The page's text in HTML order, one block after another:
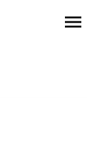
menu